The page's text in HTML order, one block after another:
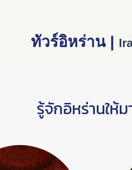
ทัวร์อิหร่าน |
รู้จักอิหร่านให้